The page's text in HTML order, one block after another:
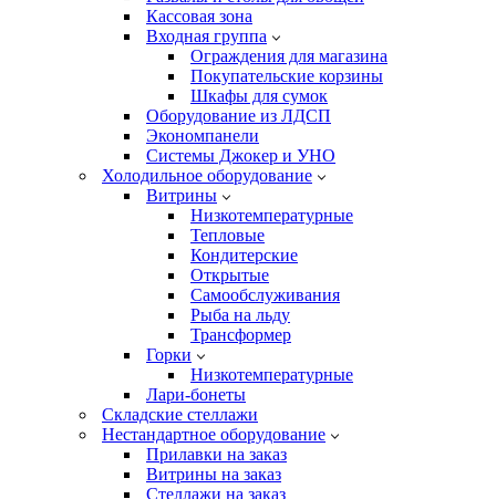
Кассовая зона
Входная группа
Ограждения для магазина
Покупательские корзины
Шкафы для сумок
Оборудование из ЛДСП
Экономпанели
Системы Джокер и УНО
Холодильное оборудование
Витрины
Низкотемпературные
Тепловые
Кондитерские
Открытые
Cамообслуживания
Рыба на льду
Трансформер
Горки
Низкотемпературные
Лари-бонеты
Складские стеллажи
Нестандартное оборудование
Прилавки на заказ
Витрины на заказ
Стеллажи на заказ